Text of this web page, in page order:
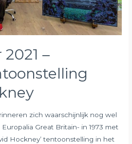
–
zich waarschijnlijk nog wel
Great Britain- in 1973 met
Hockney’ tentoonstelling in het